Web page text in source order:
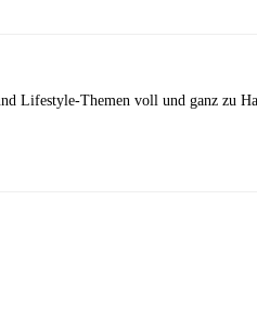
Lifestyle-Themen voll und ganz zu